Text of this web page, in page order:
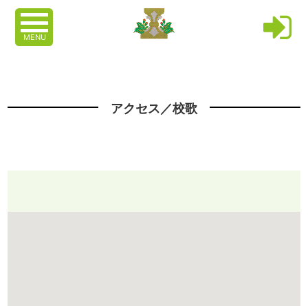
MENU
アクセス／校歌